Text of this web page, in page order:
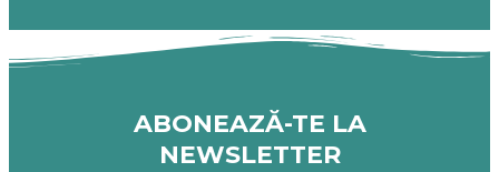
ABONEAZĂ-TE LA
NEWSLETTER